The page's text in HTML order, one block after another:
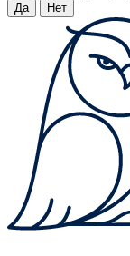
Да Нет